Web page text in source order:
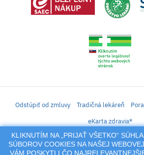
KLIKNUTÍM NA „PRIJAŤ VŠETKO“
SÚBOROV COOKIES NA NAŠEJ
VÁM POSKYTLI ČO
Odstúpiť od zmluvy Tradičná lekáreň
eKarta zdravia®
iLekáreň – Zásielkový predaj liekov, vitamínov,
liečivým účinkom a kozmetiky. Elektronické